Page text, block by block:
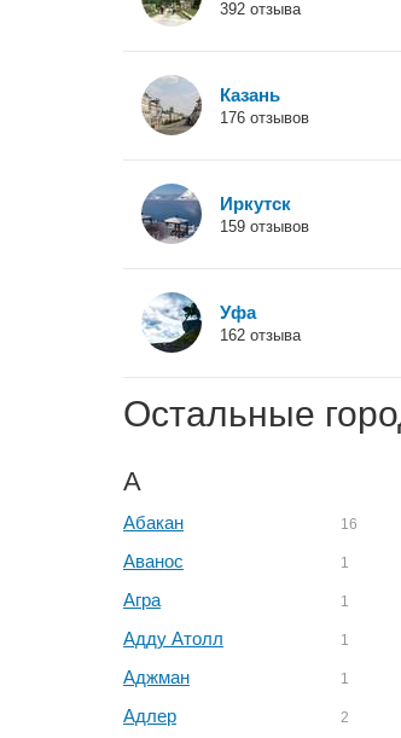
392 отзыва
Казань
176 отзывов
Иркутск
159 отзывов
Уфа
162 отзыва
Остальные
А
Абакан 16
Аванос 1
Агра 1
Адду Атолл 1
Аджман 1
Адлер 2